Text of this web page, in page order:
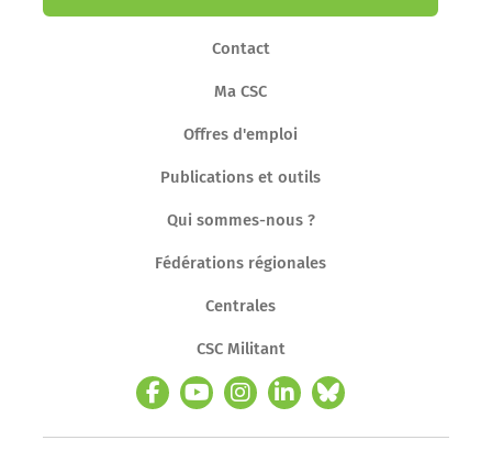
Contact
Ma CSC
Offres d'emploi
Publications et outils
Qui sommes-nous ?
Fédérations régionales
Centrales
CSC Militant